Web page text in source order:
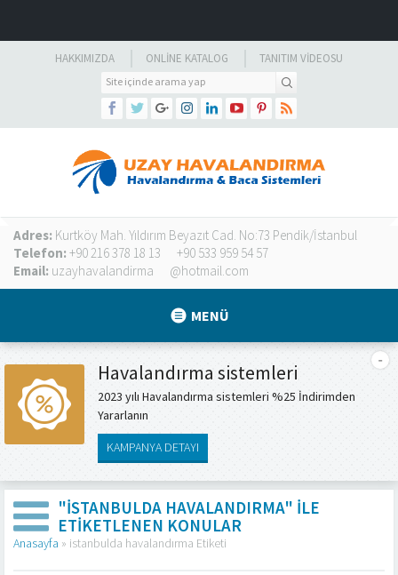
HAKKIMIZDA ONLINE KATALOG TANITIM VIDEOSU
Adres: Kurtköy Mah. Yıldırım Beyazıt Cad. No:73 Pendik/İstanbul
Telefon: +90 216 378 18 13
+90 533 959 54 57
Email: uzayhavalandirma @hotmail.com
MENÜ
Havalandırma sistemleri
2023 yılı Havalandırma sistemleri %25 İndirimden
Yararlanın
KAMPANYA DETAYI
"ISTANBULDA HAVALANDIRMA" ILE
ETIKETLENEN KONULAR
Anasayfa » istanbulda havalandırma Etiketi